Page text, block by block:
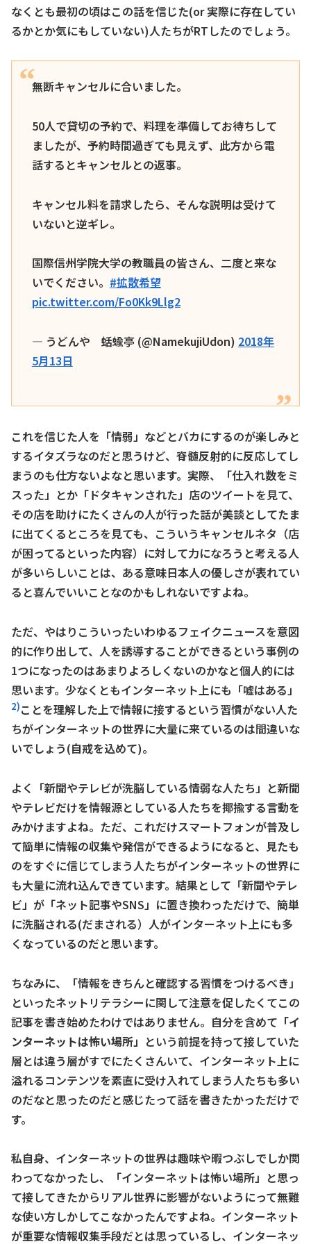
なくとも最初の頃はこの話を信じた(or 実際に存在してい
るかとか気にもしていない)人たちがRTしたのでしょう。
無断キャンセルに合いました。
50人で貸切の予約で、料理を準備してお待ちして
ましたが、予約時間過ぎても見えず、此方から電
話するとキャンセルとの返事。
キャンセル料を請求したら、そんな説明は受けて
いないと逆ギレ。
国際信州学院大学の教職員の皆さん、二度と来な
いでください。 #拡散希望
pic.twitter.com/Fo0Kk9Llg2
— うどんや 蛞蝓亭 (@NamekujiUdon) 2018年
5月13日
これを信じた人を「情弱」などとバカにするのが楽しみと
するイタズラなのだと思うけど、脊髄反射的に反応してし
まうのも仕方ないよなと思います。実際、「仕入れ数をミ
スった」とか「ドタキャンされた」店のツイートを見て、
その店を助けにたくさんの人が行った話が美談としてたま
に出てくるところを見ても、こういうキャンセルネタ（店
が困ってるといった内容）に対して力になろうと考える人
が多いらしいことは、ある意味日本人の優しさが表れてい
ると喜んでいいことなのかもしれないですよね。
ただ、やはりこういったいわゆるフェイクニュースを意図
的に作り出して、人を誘導することができるという事例の
1つになったのはあまりよろしくないのかなと個人的には
思います。少なくともインターネット上にも「嘘はある」
2)ことを理解した上で情報に接するという習慣がない人た
ちがインターネットの世界に大量に来ているのは間違いな
いでしょう(自戒を込めて)。
よく「新聞やテレビが洗脳している情弱な人たち」と新聞
やテレビだけを情報源としている人たちを揶揄する言動を
みかけますよね。ただ、これだけスマートフォンが普及し
て簡単に情報の収集や発信ができるようになると、見たも
のをすぐに信じてしまう人たちがインターネットの世界に
も大量に流れ込んできています。結果として「新聞やテレ
ビ」が「ネット記事やSNS」に置き換わっただけで、簡単
に洗脳される(だまされる）人がインターネット上にも多
くなっているのだと思います。
ちなみに、「情報をきちんと確認する習慣をつけるべき」
といったネットリテラシーに関して注意を促したくてこの
記事を書き始めたわけではありません。自分を含めて 「イ
ンターネットは怖い場所」 という前提を持って接していた
層とは違う層がすでにたくさんいて、インターネット上に
溢れるコンテンツを素直に受け入れてしまう人たちも多い
のだなと思ったのだと感じたって話を書きたかっただけで
す。
私自身、インターネットの世界は趣味や暇つぶしでしか関
わってなかったし、「インターネットは怖い場所」と思っ
て接してきたからリアル世界に影響がないようにって無難
な使い方しかしてこなかったんですよね。インターネット
が重要な情報収集手段だとは思っているし、インターネッ